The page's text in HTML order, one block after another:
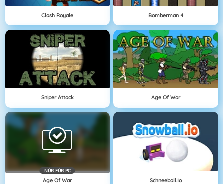
Clash Royale Bomberman 4
Sniper Attack Age Of War
NÜR FÜR PC
Age Of War Schneeball.io